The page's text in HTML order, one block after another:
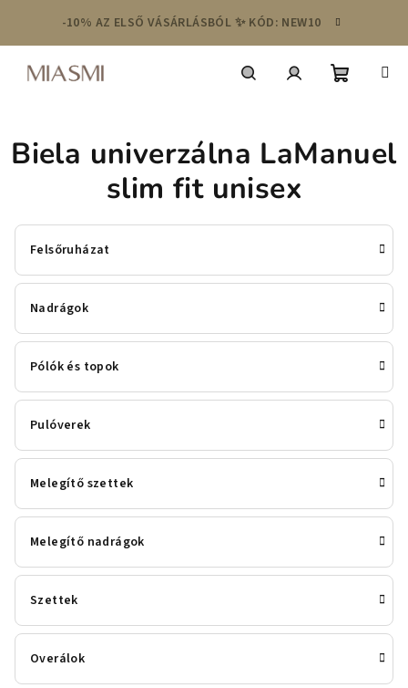
fő
tartalomhoz
-10% AZ ELSŐ VÁSÁRLÁSBÓL ✨ KÓD: NEW10
Biela univerzálna LaManuel
slim fit unisex
Felsőruházat
Nadrágok
Pólók és topok
Pulóverek
Melegítő szettek
Melegítő nadrágok
Szettek
Overálok